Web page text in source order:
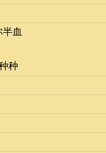
血
种